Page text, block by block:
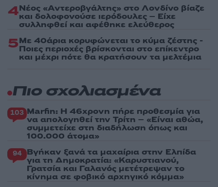
4Νέος «Αντεροβγάλτης» στο Λονδίνο βίαζε
και δολοφονούσε ιερόδουλες – Είχε
συλληφθεί και αφέθηκε ελεύθερος
5Με 40άρια κορυφώνεται το κύμα ζέστης -
Ποιες περιοχές βρίσκονται στο επίκεντρο
και μέχρι πότε θα κρατήσουν τα μελτέμια
Πιο σχολιασμένα
103 Marfin: Η 46χρονη πήρε προθεσμία για
να απολογηθεί την Τρίτη – «Είναι αθώα,
συμμετείχε στη διαδήλωση όπως και
100.000 άτομα»
94 Βγήκαν ξανά τα μαχαίρια στην Ελπίδα
για τη Δημοκρατία: «Καρυστιανού,
Γρατσία και Γαλανός μετέτρεψαν το
κίνημα σε φοβικό αρχηγικό κόμμα»